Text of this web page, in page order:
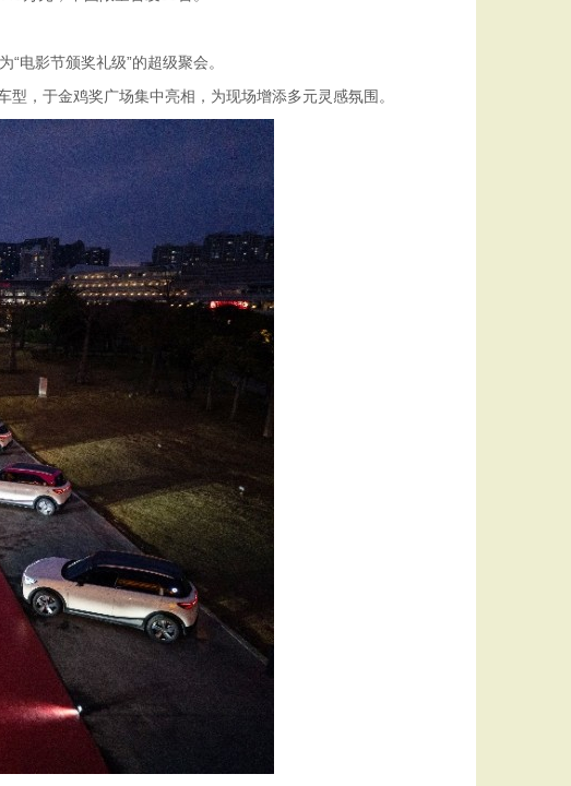
电影节颁奖礼级”的超级聚会。
，于金鸡奖广场集中亮相，为现场增添多元灵感氛围。